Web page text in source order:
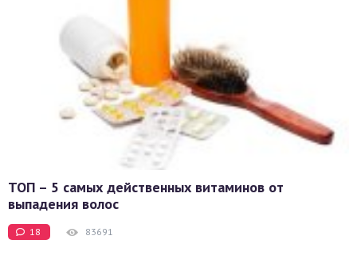
ТОП – 5 самых действенных витаминов от
выпадения волос
18 83691